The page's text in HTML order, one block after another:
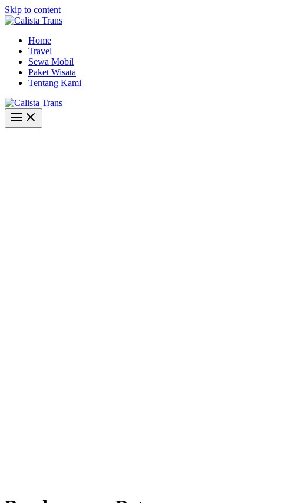
Skip to content
Home
Travel
Sewa Mobil
Paket Wisata
Tentang Kami